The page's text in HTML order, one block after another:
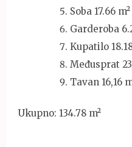
Soba 17.66 m²
Garderoba
Kupatilo
Međusprat
Tavan 16,16
Ukupno: 134.78 m²